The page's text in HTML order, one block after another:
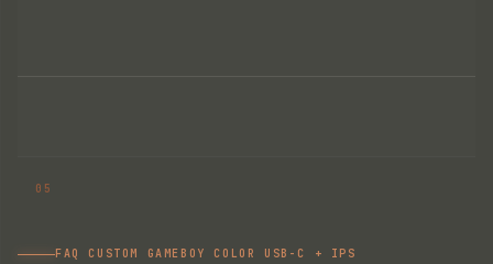
FAQ CUSTOM GAMEBOY COLOR USB-C + IPS